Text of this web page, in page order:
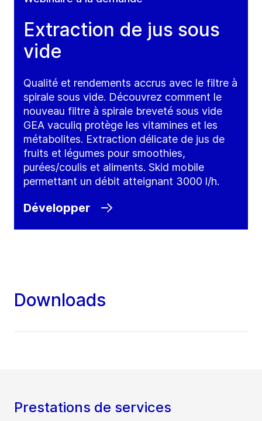
Extraction de jus sous
vide
Qualité et rendements accrus avec le filtre à
spirale sous vide. Découvrez comment le
nouveau filtre à spirale breveté sous vide
GEA vaculiq protège les vitamines et les
métabolites. Extraction délicate de jus de
fruits et légumes pour smoothies,
purées/coulis et aliments. Skid mobile
permettant un débit atteignant 3000 l/h.
Développer
Downloads
Prestations de services